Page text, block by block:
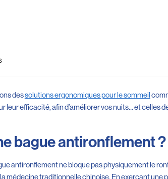
dessolutions ergonomiques pour le sommeil
efficacité, afin d’améliorer vos nuits… et celles
bague antironflement ?
antironflement ne bloque pas physiquement le
médecine traditionnelle chinoise. En exerçant une